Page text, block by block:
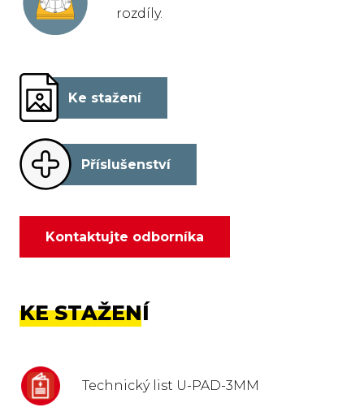
rozdíly.
Ke stažení
Příslušenství
Kontaktujte odborníka
KE STAŽENÍ
Technický list U-PAD-3MM